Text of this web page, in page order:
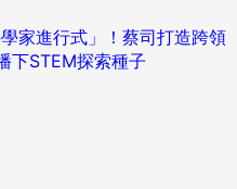
家進行式」！蔡司打造跨領
下STEM探索種子